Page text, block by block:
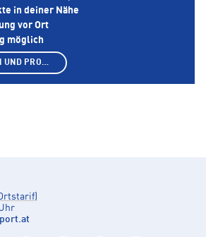
in deiner Nähe
vor Ort
möglich
SHOP AUSWÄHLEN UND PRODUKTE ANZEIGEN